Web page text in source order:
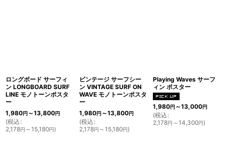
ロングボード サーフィ
ン LONGBOARD SURF
LINE モノトーンポスタ
ー
1,980円～13,800円
(税込 :
2,178円 ～15,180円)
ビンテージ サーフシー
ン VINTAGE SURF ON
WAVE モノトーンポスタ
ー
1,980円～13,800円
(税込 :
2,178円 ～15,180円)
Playing Waves サーフ
ィン ポスター
1,980円～13,000円
(税込 :
2,178円 ～14,300円)